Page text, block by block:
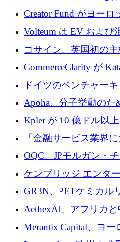
ノロジーがヨーロッ
来を形作る場所
Creator Fund がヨー
するために 5,600 万ド
Volteum は EV および
供給するために 250
コサイン、英国初の
で業界の支援を確保
CommerceClarity が
ドイツのベンチャー
スタートアップの成
の資本シフトを呼びか
Apoha、分子挙動のた
リジェンス」を構築す
かけてステルス状態か
Kpler が 10 億ドル以
Contentful を買収、
ンを開始
「金融サービス業界
いる」と「欧州初のAI
スが語る
OQC、JPモルガン・
界のフィンテック・
するためにQuantum-
上げ
ケンブリッジ エンタ
ィープテック創設者向
を構築
GR3N、PETケミカル
めにシリーズBで
AethexAI、アフリカ
ストラクチャを構築す
Merantix Capital、ヨ
スタートアップ向けに